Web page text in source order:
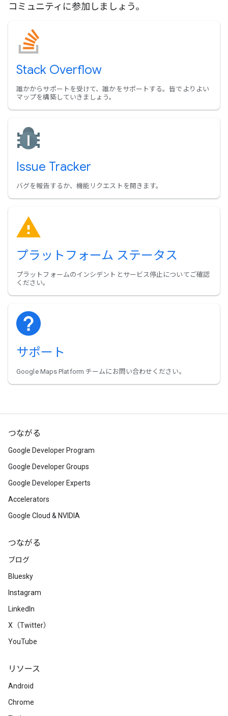
コミュニティに参加しましょう。
Stack Overflow
誰かからサポートを受けて、誰かをサポートする。皆でよりよい
マップを構築していきましょう。
Issue Tracker
バグを報告するか、機能リクエストを開きます。
プラットフォーム ステータス
プラットフォームのインシデントとサービス停止についてご確認
ください。
サポート
Google Maps Platform チームにお問い合わせください。
つながる
Google Developer Program
Google Developer Groups
Google Developer Experts
Accelerators
Google Cloud & NVIDIA
つながる
ブログ
Bluesky
Instagram
LinkedIn
X（Twitter）
YouTube
リソース
Android
Chrome